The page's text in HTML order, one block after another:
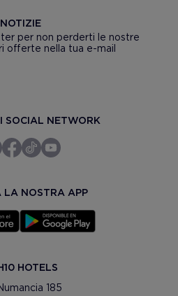
per non perderti le nostre
offerte nella tua e-mail
SOCIAL NETWORK
LA NOSTRA APP
HOTELS
185